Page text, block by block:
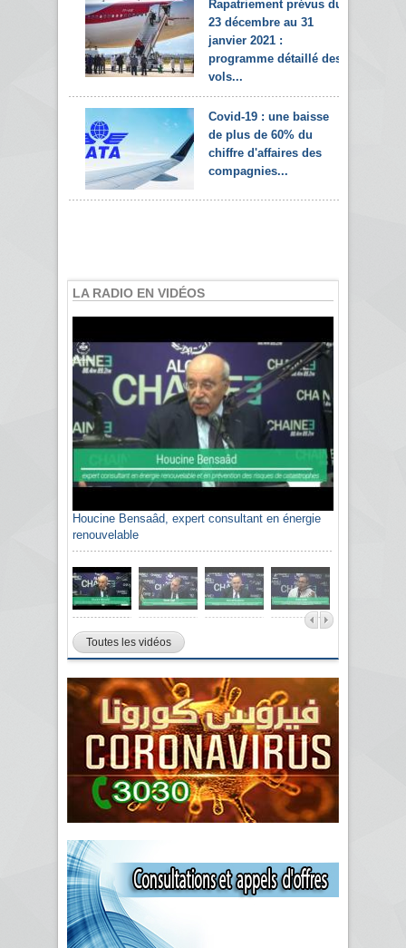
Rapatriement prévus du
23 décembre au 31
janvier 2021 :
programme détaillé des
vols...
Covid-19 : une baisse
de plus de 60% du
chiffre d'affaires des
compagnies...
LA RADIO EN VIDÉOS
Houcine Bensaâd, expert consultant en énergie
renouvelable
Toutes les vidéos